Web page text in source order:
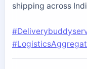
shipping across